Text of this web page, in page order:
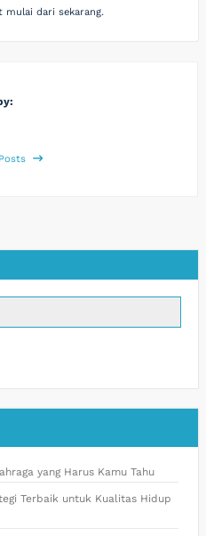
mulai dari sekarang.
yang Harus Kamu Tahu
Terbaik untuk Kualitas Hidup